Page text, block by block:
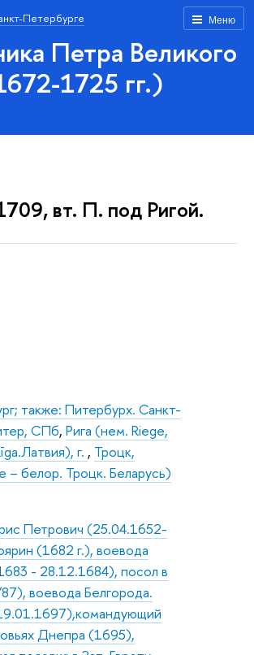
Меню
Петербурге
Петра Великого
1725 гг.)
вт. П. под Ригой.
также: Питербурх. Санкт-
СПб, Рига (нем. Riege,
г. , Троцк,
– белор. Троцк. Беларусь)
Петрович (25.04.1652-
(1682 г.), воевода
- 28.12.1684), посол в
воевода Белгорода.
Днепра (1695),